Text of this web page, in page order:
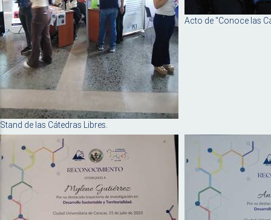
Stand de las Cátedras Libres.
Acto de "Conoce las